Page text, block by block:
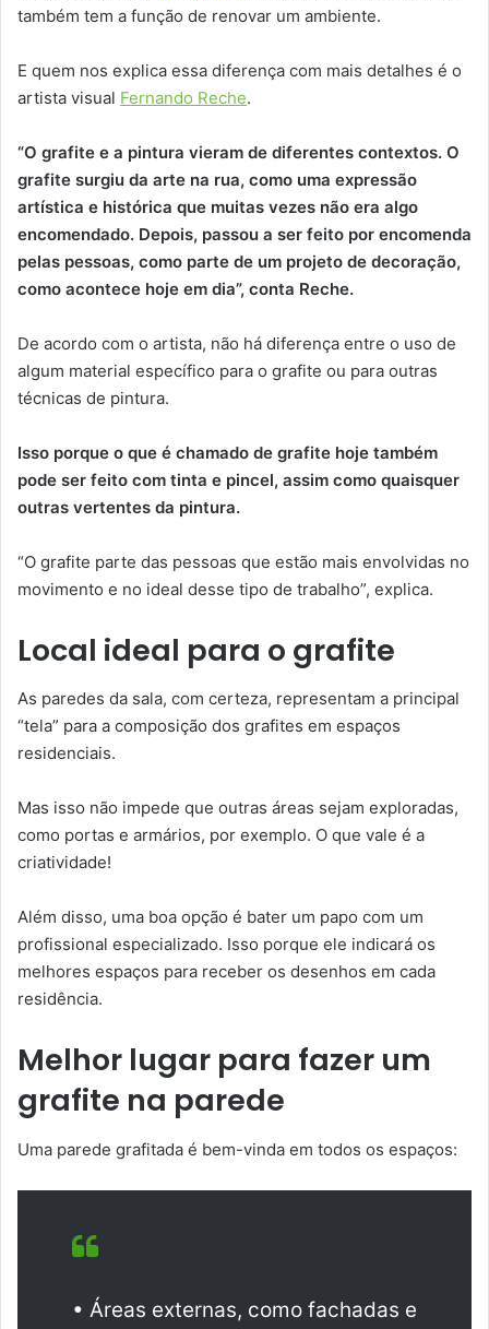
também tem a função de renovar um ambiente.
E quem nos explica essa diferença com mais detalhes é o
artista visual Fernando Reche.
“O grafite e a pintura vieram de diferentes contextos. O
grafite surgiu da arte na rua, como uma expressão
artística e histórica que muitas vezes não era algo
encomendado. Depois, passou a ser feito por encomenda
pelas pessoas, como parte de um projeto de decoração,
como acontece hoje em dia”, conta Reche.
De acordo com o artista, não há diferença entre o uso de
algum material específico para o grafite ou para outras
técnicas de pintura.
Isso porque o que é chamado de grafite hoje também
pode ser feito com tinta e pincel, assim como quaisquer
outras vertentes da pintura.
“O grafite parte das pessoas que estão mais envolvidas no
movimento e no ideal desse tipo de trabalho”, explica.
Local ideal para o grafite
As paredes da sala, com certeza, representam a principal
“tela” para a composição dos grafites em espaços
residenciais.
Mas isso não impede que outras áreas sejam exploradas,
como portas e armários, por exemplo. O que vale é a
criatividade!
Além disso, uma boa opção é bater um papo com um
profissional especializado. Isso porque ele indicará os
melhores espaços para receber os desenhos em cada
residência.
Melhor lugar para fazer um
grafite na parede
Uma parede grafitada é bem-vinda em todos os espaços:
• Áreas externas, como fachadas e